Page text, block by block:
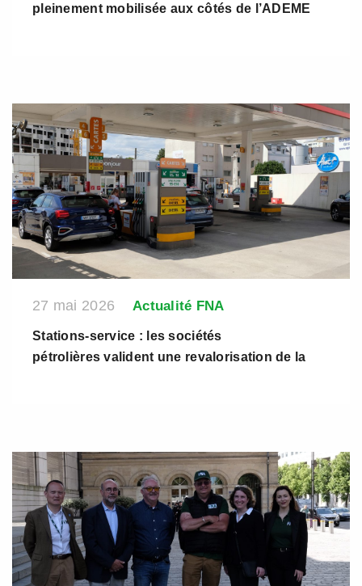
pleinement mobilisée aux côtés de l’ADEME
27 mai 2026 Actualité FNA
Stations-service : les sociétés
pétrolières valident une revalorisation de la